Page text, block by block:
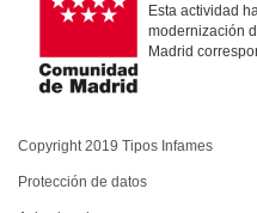
Esta actividad
modernización
Madrid
Copyright 2019 Tipos Infames
Protección de datos